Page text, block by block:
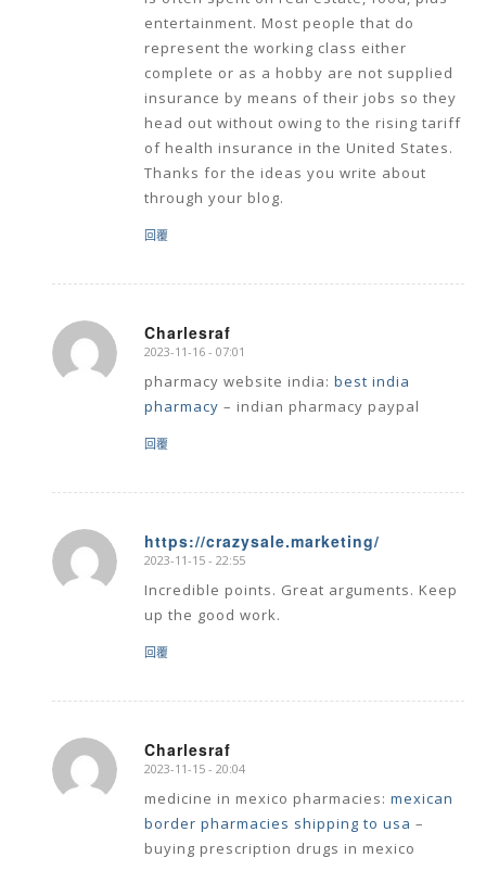
entertainment. Most people that do
represent the working class either
complete or as a hobby are not supplied
insurance by means of their jobs so they
head out without owing to the rising tariff
of health insurance in the United States.
Thanks for the ideas you write about
through your blog.
回覆
Charlesraf
says:
2023-11-16 - 07:01
pharmacy website india: best india
pharmacy – indian pharmacy paypal
回覆
https://crazysale.marketing/
says:
2023-11-15 - 22:55
Incredible points. Great arguments. Keep
up the good work.
回覆
Charlesraf
says:
2023-11-15 - 20:04
medicine in mexico pharmacies: mexican
border pharmacies shipping to usa –
buying prescription drugs in mexico